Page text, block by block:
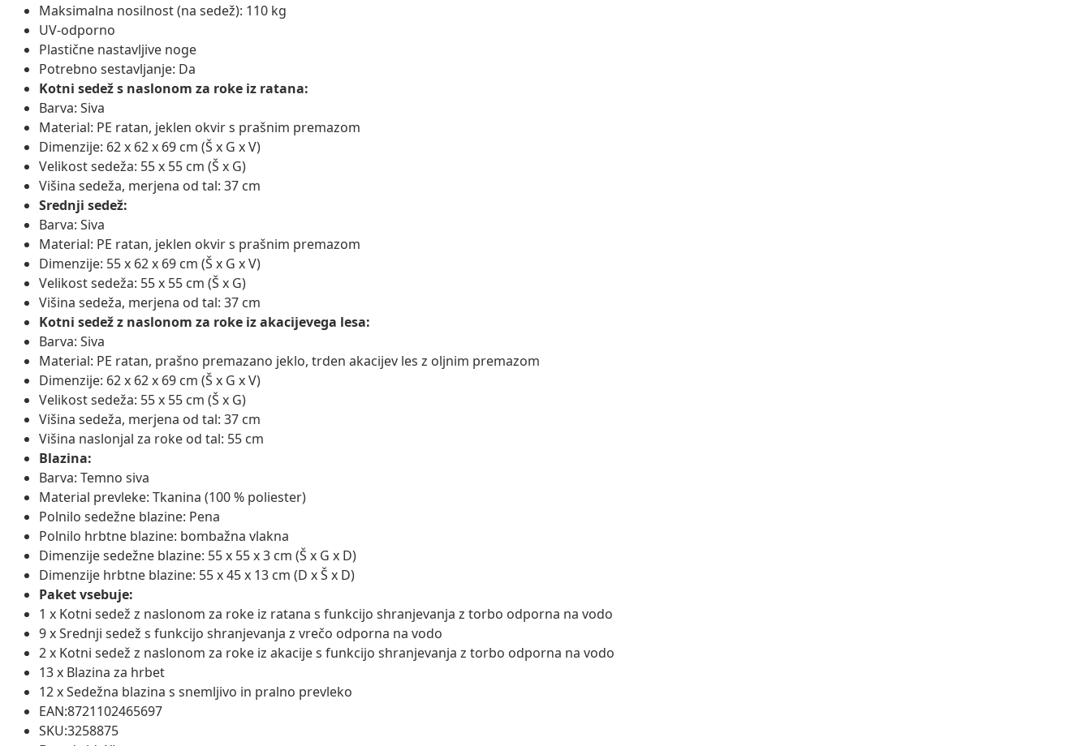
Maksimalna nosilnost (na sedež): 110 kg
UV-odporno
Plastične nastavljive noge
Potrebno sestavljanje: Da
Kotni sedež s naslonom za roke iz ratana:
Barva: Siva
Material: PE ratan, jeklen okvir s prašnim premazom
Dimenzije: 62 x 62 x 69 cm (Š x G x V)
Velikost sedeža: 55 x 55 cm (Š x G)
Višina sedeža, merjena od tal: 37 cm
Srednji sedež:
Barva: Siva
Material: PE ratan, jeklen okvir s prašnim premazom
Dimenzije: 55 x 62 x 69 cm (Š x G x V)
Velikost sedeža: 55 x 55 cm (Š x G)
Višina sedeža, merjena od tal: 37 cm
Kotni sedež z naslonom za roke iz akacijevega lesa:
Barva: Siva
Material: PE ratan, prašno premazano jeklo, trden akacijev les z oljnim premazom
Dimenzije: 62 x 62 x 69 cm (Š x G x V)
Velikost sedeža: 55 x 55 cm (Š x G)
Višina sedeža, merjena od tal: 37 cm
Višina naslonjal za roke od tal: 55 cm
Blazina:
Barva: Temno siva
Material prevleke: Tkanina (100 % poliester)
Polnilo sedežne blazine: Pena
Polnilo hrbtne blazine: bombažna vlakna
Dimenzije sedežne blazine: 55 x 55 x 3 cm (Š x G x D)
Dimenzije hrbtne blazine: 55 x 45 x 13 cm (D x Š x D)
Paket vsebuje:
1 x Kotni sedež z naslonom za roke iz ratana s funkcijo shranjevanja z torbo odporna na vodo
9 x Srednji sedež s funkcijo shranjevanja z vrečo odporna na vodo
2 x Kotni sedež z naslonom za roke iz akacije s funkcijo shranjevanja z torbo odporna na vodo
13 x Blazina za hrbet
12 x Sedežna blazina s snemljivo in pralno prevleko
EAN:8721102465697
SKU:3258875